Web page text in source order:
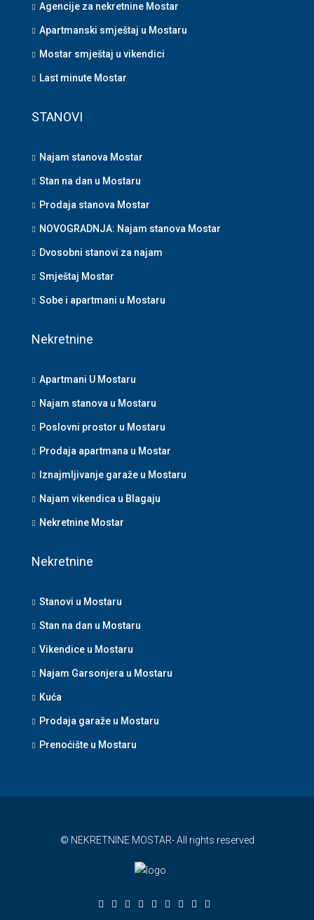
Agencije za nekretnine Mostar
Apartmanski smještaj u Mostaru
Mostar smještaj u vikendici
Last minute Mostar
STANOVI
Najam stanova Mostar
Stan na dan u Mostaru
Prodaja stanova Mostar
NOVOGRADNJA: Najam stanova Mostar
Dvosobni stanovi za najam
Smještaj Mostar
Sobe i apartmani u Mostaru
Nekretnine
Apartmani U Mostaru
Najam stanova u Mostaru
Poslovni prostor u Mostaru
Prodaja apartmana u Mostar
Iznajmljivanje garaže u Mostaru
Najam vikendica u Blagaju
Nekretnine Mostar
Nekretnine
Stanovi u Mostaru
Stan na dan u Mostaru
Vikendice u Mostaru
Najam Garsonjera u Mostaru
Kuća
Prodaja garaže u Mostaru
Prenoćište u Mostaru
© NEKRETNINE MOSTAR- All rights reserved